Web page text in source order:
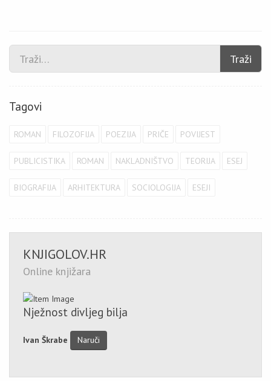
Traži
Tagovi
ROMAN FILOZOFIJA POEZIJA PRIČE POVIJEST
PUBLICISTIKA ROMAN NAKLADNIŠTVO TEORIJA ESEJ
BIOGRAFIJA ARHITEKTURA SOCIOLOGIJA ESEJI
KNJIGOLOV.HR
Online knjižara
Nježnost divljeg bilja
Ivan Škrabe Naruči